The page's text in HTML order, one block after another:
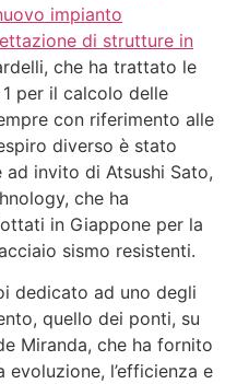
impianto
di strutture in
che ha trattato le
per il calcolo delle
con riferimento alle
diverso è stato
invito di Atsushi Sato,
che ha
in Giappone per la
sismo resistenti.
dedicato ad uno degli
quello dei ponti, su
Miranda, che ha fornito
l’efficienza e